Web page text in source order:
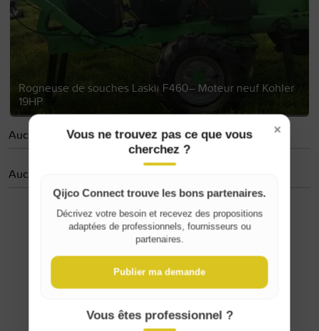
Rogneuse de souches Laskii F460– Moteur neuf Kohler
19HP
Aucune personne suivie
Aucun avis
Where do you live?
Belgique / België
France
×
Vous ne trouvez pas ce que vous
cherchez ?
Qijco Connect trouve les bons partenaires.
Décrivez votre besoin et recevez des propositions
adaptées de professionnels, fournisseurs ou
partenaires.
Publier ma demande
Vous êtes professionnel ?